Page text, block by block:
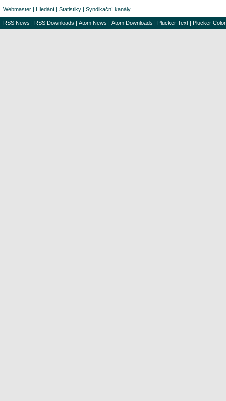
Webmaster | Hledání | Statistiky | Syndikační kanály
RSS News | RSS Downloads | Atom News | Atom Downloads | Plucker Text | Plucker Color